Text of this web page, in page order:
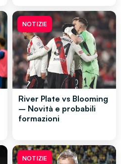
NOTIZIE
River Plate vs Blooming
– Novità e probabili
formazioni
NOTIZIE